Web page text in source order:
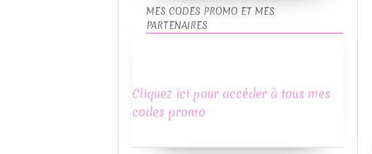
MES CODES PROMO ET MES
PARTENAIRES
Cliquez ici pour accéder à tous mes
codes promo